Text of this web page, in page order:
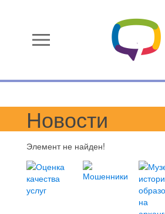
menu
Новости
Элемент не найден!